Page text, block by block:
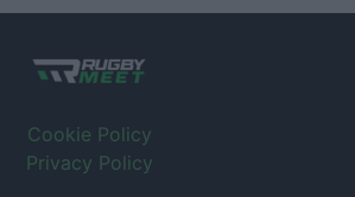
Cookie Policy
Privacy Policy